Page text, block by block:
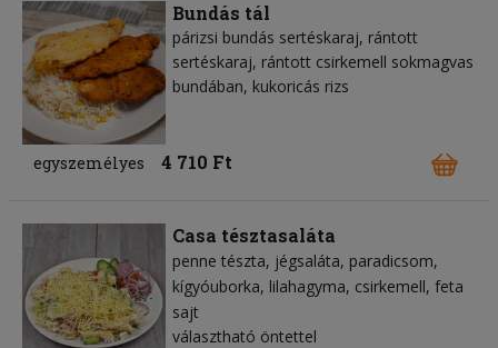
Bundás tál
párizsi bundás sertéskaraj, rántott
sertéskaraj, rántott csirkemell sokmagvas
bundában, kukoricás rizs
egyszemélyes 4 710 Ft
Casa tésztasaláta
penne tészta jégsaláta paradicsom
kígyóuborka lilahagyma csirkemell feta
sajt
választható öntettel